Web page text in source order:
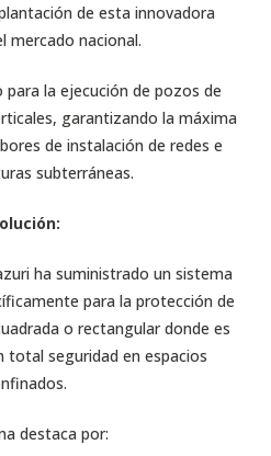
de esta innovadora
mercado nacional.
la ejecución de pozos de
garantizando la máxima
de instalación de redes e
subterráneas.
ha suministrado un sistema
para la protección de
o rectangular donde es
total seguridad en espacios
destaca por: